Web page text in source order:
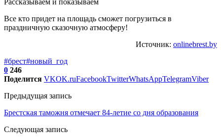
Все кто придет на площадь сможет погрузиться в
праздничную сказочную атмосферу!
Источник: onlinebrest.by
#брест#новый_год
0 246
Поделится VKOK.ruFacebookTwitterWhatsAppTelegramViber
Предыдущая запись
Брестская таможня отмечает 84-летие со дня образования
Следующая запись